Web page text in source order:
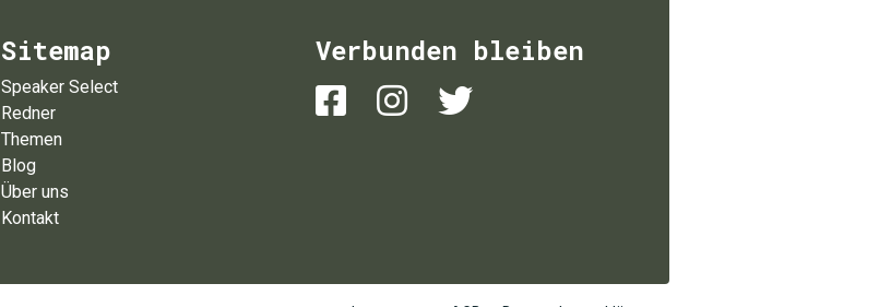
Sitemap
Speaker Select
Redner
Themen
Blog
Über uns
Kontakt
Verbunden bleiben